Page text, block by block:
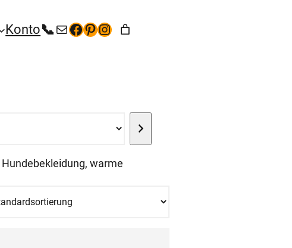
Konto+49 (35267) 5 53 65kontakt@hunde-bekleidung.com
Facebook
Pinterest
Instagram
warme